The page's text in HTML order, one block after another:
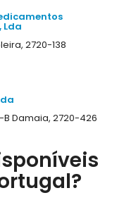
Lda
2720-138
Damaia, 2720-426